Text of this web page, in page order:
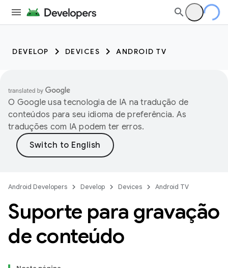
DEVELOP DEVICES ANDROID TV
O Google usa tecnologia de IA na tradução de
conteúdos para seu idioma de preferência. As
traduções com IA podem ter erros.
Android Developers Develop Devices Android TV
Suporte para gravação
de conteúdo